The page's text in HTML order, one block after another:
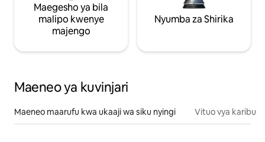
Maegesho ya bila
malipo kwenye
majengo
Nyumba za Shirika
Maeneo ya kuvinjari
Maeneo maarufu kwa ukaaji wa siku nyingi Vituo vya karibu